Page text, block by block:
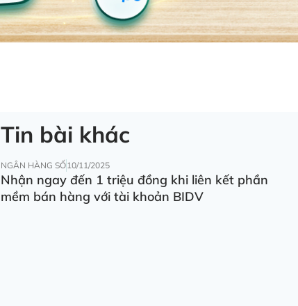
Tin bài khác
NGÂN HÀNG SỐ10/11/2025
Nhận ngay đến 1 triệu đồng khi liên kết phần
mềm bán hàng với tài khoản BIDV